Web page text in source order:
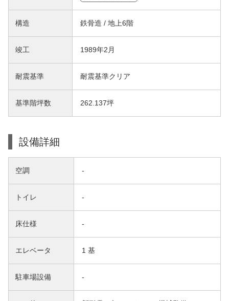
構造 鉄骨造 / 地上6階
竣工 1989年2月
耐震基準 耐震基準クリア
基準階坪数 262.137坪
設備詳細
空調 -
トイレ -
床仕様 -
エレベータ 1 基
駐車場設備 -